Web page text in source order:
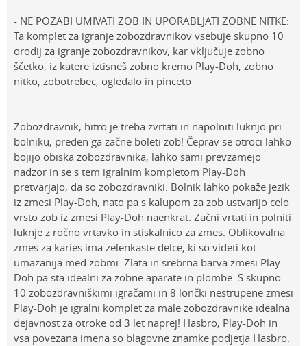
- NE POZABI UMIVATI ZOB IN UPORABLJATI ZOBNE NITKE:
Ta komplet za igranje zobozdravnikov vsebuje skupno 10
orodij za igranje zobozdravnikov, kar vključuje zobno
ščetko, iz katere iztisneš zobno kremo Play-Doh, zobno
nitko, zobotrebec, ogledalo in pinceto
Zobozdravnik, hitro je treba zvrtati in napolniti luknjo pri
bolniku, preden ga začne boleti zob! Čeprav se otroci lahko
bojijo obiska zobozdravnika, lahko sami prevzamejo
nadzor in se s tem igralnim kompletom Play-Doh
pretvarjajo, da so zobozdravniki. Bolnik lahko pokaže jezik
iz zmesi Play-Doh, nato pa s kalupom za zob ustvarijo celo
vrsto zob iz zmesi Play-Doh naenkrat. Začni vrtati in polniti
luknje z ročno vrtavko in stiskalnico za zmes. Oblikovalna
zmes za karies ima zelenkaste delce, ki so videti kot
umazanija med zobmi. Zlata in srebrna barva zmesi Play-
Doh pa sta idealni za zobne aparate in plombe. S skupno
10 zobozdravniškimi igračami in 8 lončki nestrupene zmesi
Play-Doh je igralni komplet za male zobozdravnike idealna
dejavnost za otroke od 3 let naprej! Hasbro, Play-Doh in
vsa povezana imena so blagovne znamke podjetja Hasbro.